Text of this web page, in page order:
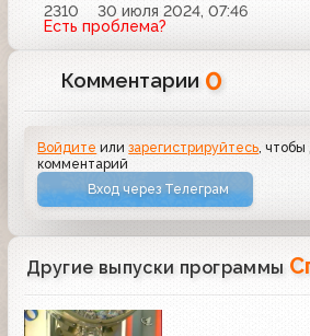
2310
30 июля 2024, 07:46
Есть проблема?
Комментарии 0
Войдите илизарегистрируйтесь ,
комментарий
Вход через Телеграм
Другие выпуски программы